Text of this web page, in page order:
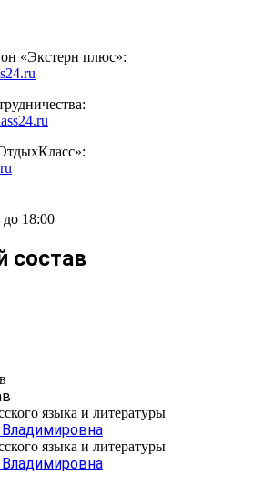
«Экстерн плюс»:
18:00
состав
языка и литературы
языка и литературы